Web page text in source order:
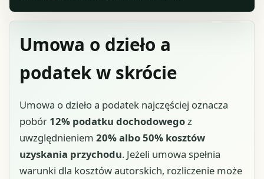
Umowa o dzieło a
podatek w skrócie
Umowa o dzieło a podatek najczęściej oznacza
pobór 12% podatku dochodowegoz
uwzględnieniem 20% albo 50% kosztów
uzyskania przychodu. Jeżeli umowa spełnia
warunki dla kosztów autorskich, rozliczenie może